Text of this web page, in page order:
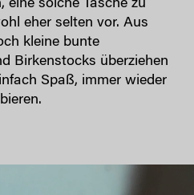
eine solche Tasche zu
eher selten vor. Aus
kleine bunte
Birkenstocks überziehen
Spaß, immer wieder